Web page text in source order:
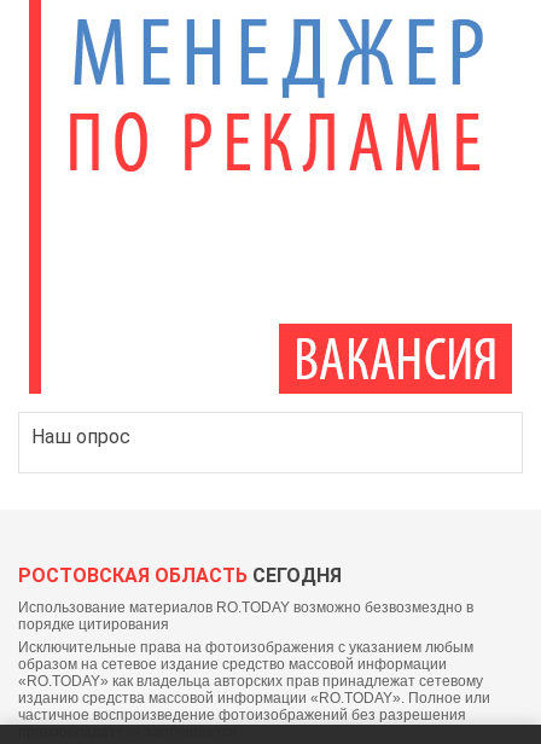
Наш опрос
РОСТОВСКАЯ ОБЛАСТЬ СЕГОДНЯ
Использование материалов RO.TODAY возможно безвозмездно в
порядке цитирования
Исключительные права на фотоизображения с указанием любым
образом на сетевое издание средство массовой информации
«RO.TODAY» как владельца авторских прав принадлежат сетевому
изданию средства массовой информации «RO.TODAY». Полное или
частичное воспроизведение фотоизображений без разрешения